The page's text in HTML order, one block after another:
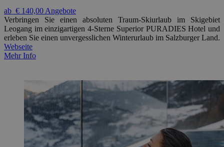
ab € 140,00 Angebote
Verbringen Sie einen absoluten Traum-Skiurlaub im Skigebiet
Leogang im einzigartigen 4-Sterne Superior PURADIES Hotel und
erleben Sie einen unvergesslichen Winterurlaub im Salzburger Land.
Webseite
Mehr Info